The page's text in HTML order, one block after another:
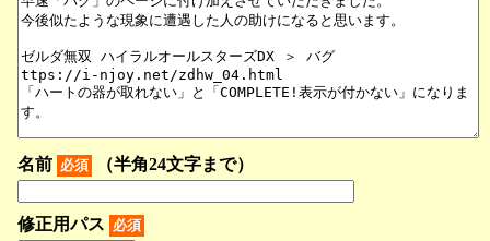
名前 必須 （半角24文字まで）
修正用パス 必須